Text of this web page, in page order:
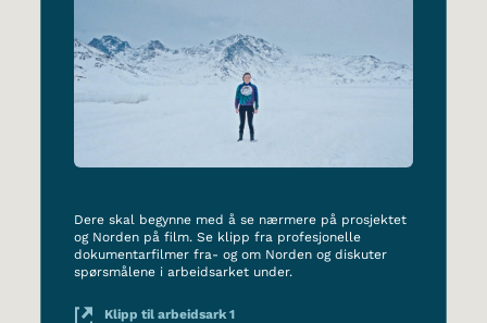
Dere skal begynne med å se nærmere på prosjektet
og Norden på film. Se klipp fra profesjonelle
dokumentarfilmer fra- og om Norden og diskuter
spørsmålene i arbeidsarket under.
Klipp til arbeidsark 1